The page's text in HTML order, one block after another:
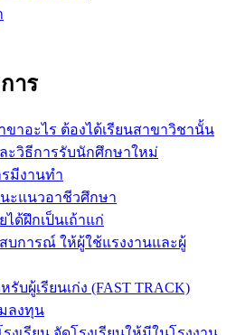
าร
ขาอะไร ต้องได้เรียนสาขาวิชานั้น
ะวิธีการรับนักศึกษาใหม่
มีงานทำ
ะแนวอาชีวศึกษา
ได้ฝึกเป็นเถ้าแก่
บการณ์ ให้ผู้ใช้แรงงานและผู้
บผู้เรียนเก่ง (FAST TRACK)
ลงทุน